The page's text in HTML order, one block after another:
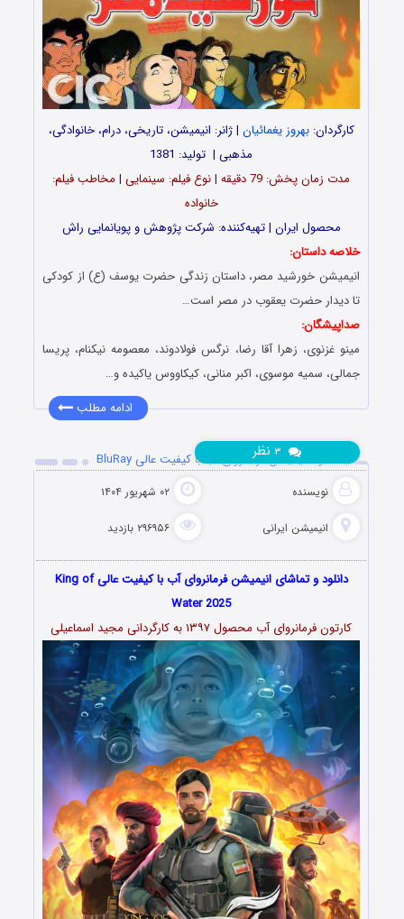
کارگردان:بهروز یغمائیان | ژانر: انیمیشن، تاریخی، درام، خانوادگی،
مذهبی | تولید: 1381
مدت‌‌‌ زمان پخش: 79 دقیقه | نوع فیلم: سینمایی | مخاطب فیلم:
خانواده
محصول ایران | تهیه‎‌کننده: شرکت پژوهش و پویانمایی راش
خلاصه داستان:
انیمیشن خورشید مصر، داستان زندگی حضرت یوسف (ع) از کودکی
تا دیدار حضرت یعقوب در مصر است…
صداپیشگان:
مینو غزنوی، زهرا آقا رضا، نرگس فولادوند، معصومه نیکنام، پریسا
جمالی، سمیه موسوی، اکبر منانی، کیکاووس یاکیده و…
ادامه مطلب
دانلود انیمیشن فرمانروای آب با کیفیت عالی BluRay
نویسنده ۰۲ شهریور ۱۴۰۴
انیمیشن ایرانی ۲۹۶۹۵۶ بازدید
نظر
دانلود و تماشای انیمیشن فرمانروای آب با کیفیت عالی King of
Water 2025
کارتون فرمانروای آب محصول ۱۳۹۷ به کارگردانی مجید اسماعیلی